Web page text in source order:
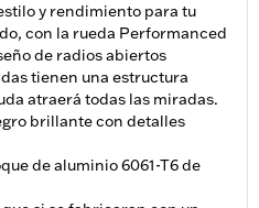
y rendimiento para tu
con la rueda Performanced
de radios abiertos
tienen una estructura
atraerá todas las miradas.
brillante con detalles
de aluminio 6061-T6 de